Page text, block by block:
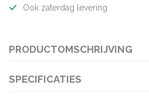
Ook zaterdag levering
PRODUCTOMSCHRIJVING
SPECIFICATIES